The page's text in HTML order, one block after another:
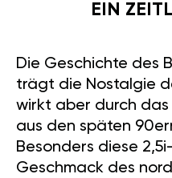
EIN
Die Geschichte des
trägt die Nostalgie
wirkt aber durch
aus den späten
Besonders diese
Geschmack des